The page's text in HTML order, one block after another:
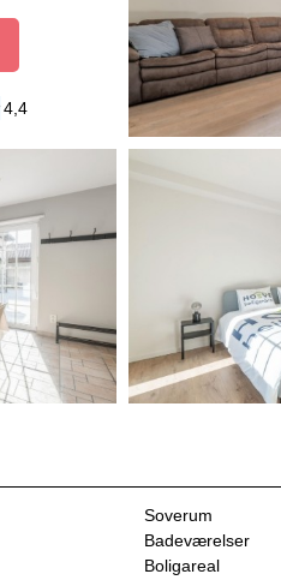
4,4
Soverum
Badeværelser
Boligareal